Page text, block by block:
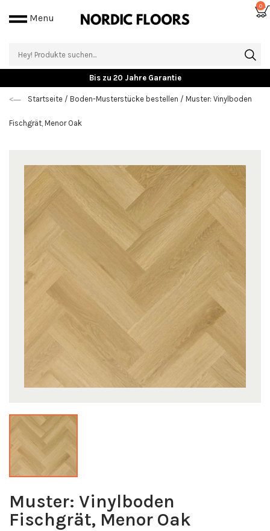
Menu
0
Bis zu 20 Jahre Garantie
Startseite / Boden-Musterstücke bestellen / Muster: Vinylboden
Fischgrät, Menor Oak
Muster: Vinylboden
Fischgrät, Menor Oak